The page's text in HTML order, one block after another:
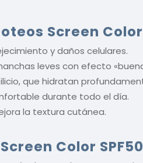
Screen
y daños celulares.
leves con efecto
que hidratan
durante todo el día.
la textura cutánea.
Color